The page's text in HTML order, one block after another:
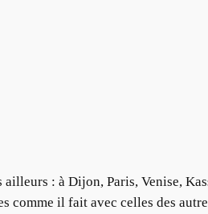
: à Dijon, Paris, Venise,
comme il fait avec celles des